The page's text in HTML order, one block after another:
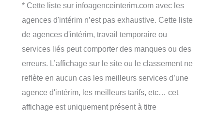
* Cette liste sur infoagenceinterim.com avec les
agences d'intérim n’est pas exhaustive. Cette liste
de agences d'intérim, travail temporaire ou
services liés peut comporter des manques ou des
erreurs. L’affichage sur le site ou le classement ne
reflète en aucun cas les meilleurs services d’une
agence d'intérim, les meilleurs tarifs, etc… cet
affichage est uniquement présent à titre